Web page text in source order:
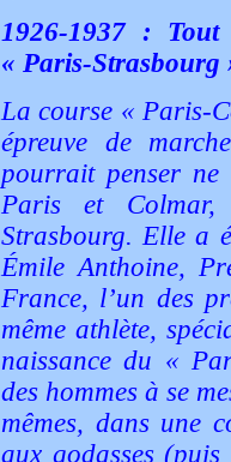
1926-1937 :
« Paris-Strasbourg
La course « Paris-
épreuve de
pourrait penser ne
Paris et
Strasbourg. Elle a
Émile Anthoine,
France, l’un des
même athlète,
naissance du «
des hommes à se
mêmes, dans une
aux godasses